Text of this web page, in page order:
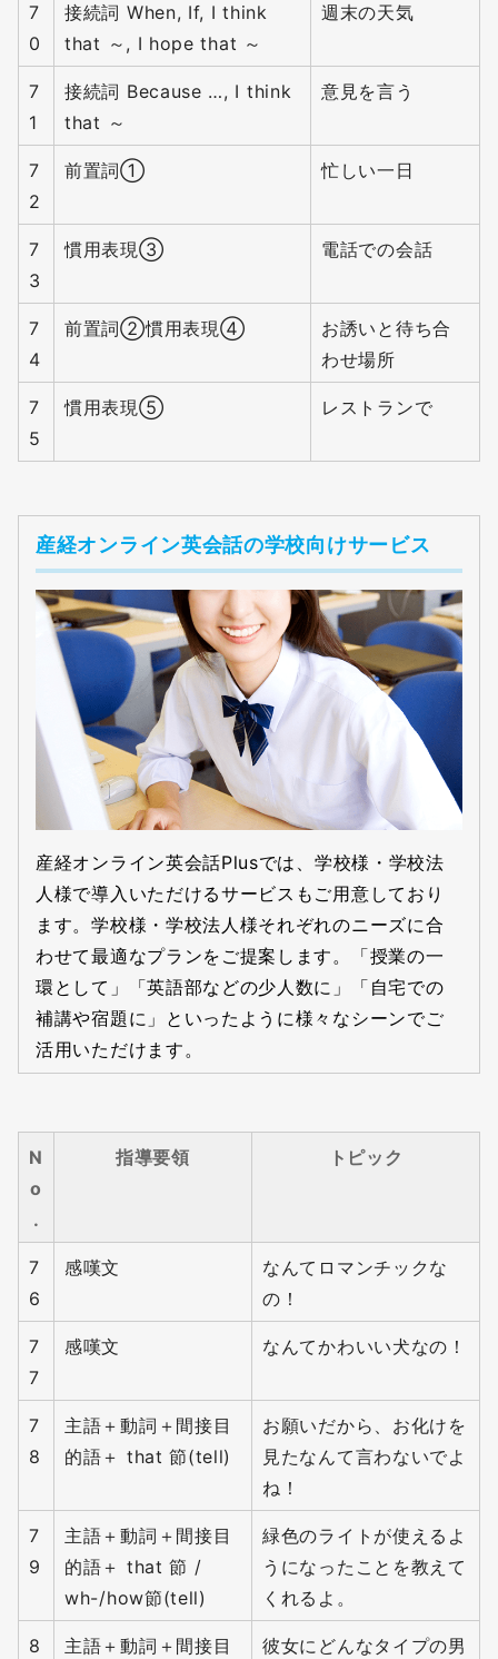
7
0
接続詞 When, If, I think
that ～, I hope that ～
週末の天気
7
1
接続詞 Because …, I think
that ～
意見を言う
7
2
前置詞① 忙しい一日
7
3
慣用表現③ 電話での会話
7
4
前置詞②慣用表現④
お誘いと待ち合
わせ場所
7
5
慣用表現⑤ レストランで
産経オンライン英会話の学校向けサービス
産経オンライン英会話Plusでは、学校様・学校法
人様で導入いただけるサービスもご用意しており
ます。学校様・学校法人様それぞれのニーズに合
わせて最適なプランをご提案します。「授業の一
環として」「英語部などの少人数に」「自宅での
補講や宿題に」といったように様々なシーンでご
活用いただけます。
N
o
.
指導要領 トピック
7
6
感嘆文
なんてロマンチックな
の！
7
7
感嘆文 なんてかわいい犬なの！
7
8
主語＋動詞＋間接目
的語＋ that 節(tell)
お願いだから、お化けを
見たなんて言わないでよ
ね！
7
9
主語＋動詞＋間接目
的語＋ that 節 /
wh-/how節(tell)
緑色のライトが使えるよ
うになったことを教えて
くれるよ。
8
主語＋動詞＋間接目
彼女にどんなタイプの男